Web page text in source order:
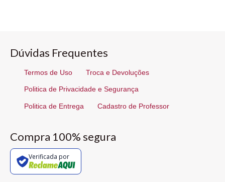
Dúvidas Frequentes
Termos de Uso Troca e Devoluções
Politica de Privacidade e Segurança
Politica de Entrega Cadastro de Professor
Compra 100% segura
Verificada por